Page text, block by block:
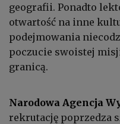
geografii. Ponadto
otwartość na inne
podejmowania
poczucie swoistej
granicą.
Narodowa Agencja
rekrutację poprzedza